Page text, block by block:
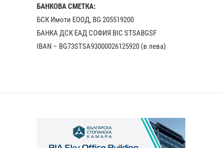
БАНКОВА СМЕТКА:
БСК Имоти ЕООД, BG 205519200
БАНКА ДСК EАД СОФИЯ BIC STSABGSF
IBAN – BG73STSA93000026125920 (в лева)